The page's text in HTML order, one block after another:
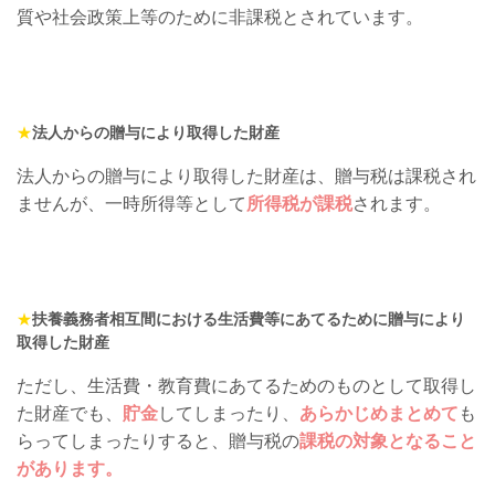
質や社会政策上等のために非課税とされています。
★法人からの贈与により取得した財産
法人からの贈与により取得した財産は、贈与税は課税され
ませんが、一時所得等として 所得税が課税されます。
★扶養義務者相互間における生活費等にあてるために贈与により
取得した財産
ただし、生活費・教育費にあてるためのものとして取得し
た財産でも、 貯金してしまったり、 あらかじめまとめて も
らってしまったりすると、贈与税の課税の対象となること
があります。